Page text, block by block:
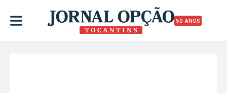
50 ANOS